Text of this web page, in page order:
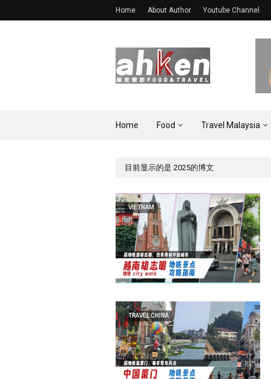
Home About Author Youtube Channel
Home Food Travel Malaysia
目前显示的是 2025的博文
VIETNAM
TRAVEL CHINA